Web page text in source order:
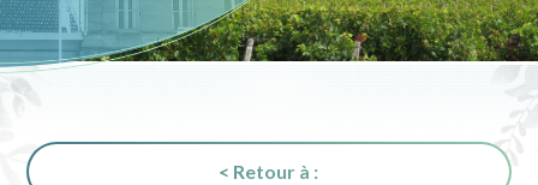
< Retour à :